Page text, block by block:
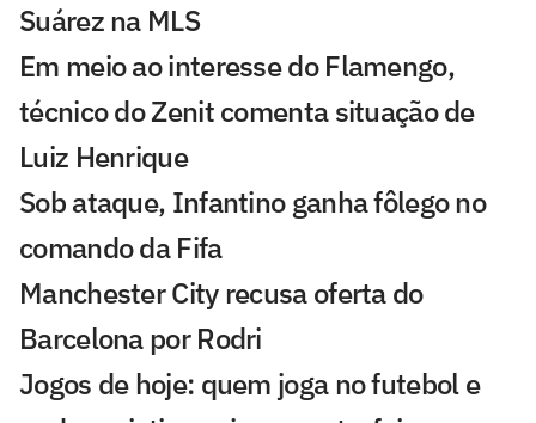
Suárez na MLS
Em meio ao interesse do Flamengo,
técnico do Zenit comenta situação de
Luiz Henrique
Sob ataque, Infantino ganha fôlego no
comando da Fifa
Manchester City recusa oferta do
Barcelona por Rodri
Jogos de hoje: quem joga no futebol e